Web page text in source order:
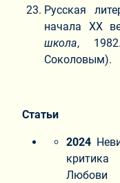
Русская
начала ХХ
школа, 1982.
Соколовым).
Статьи
2024
Любови